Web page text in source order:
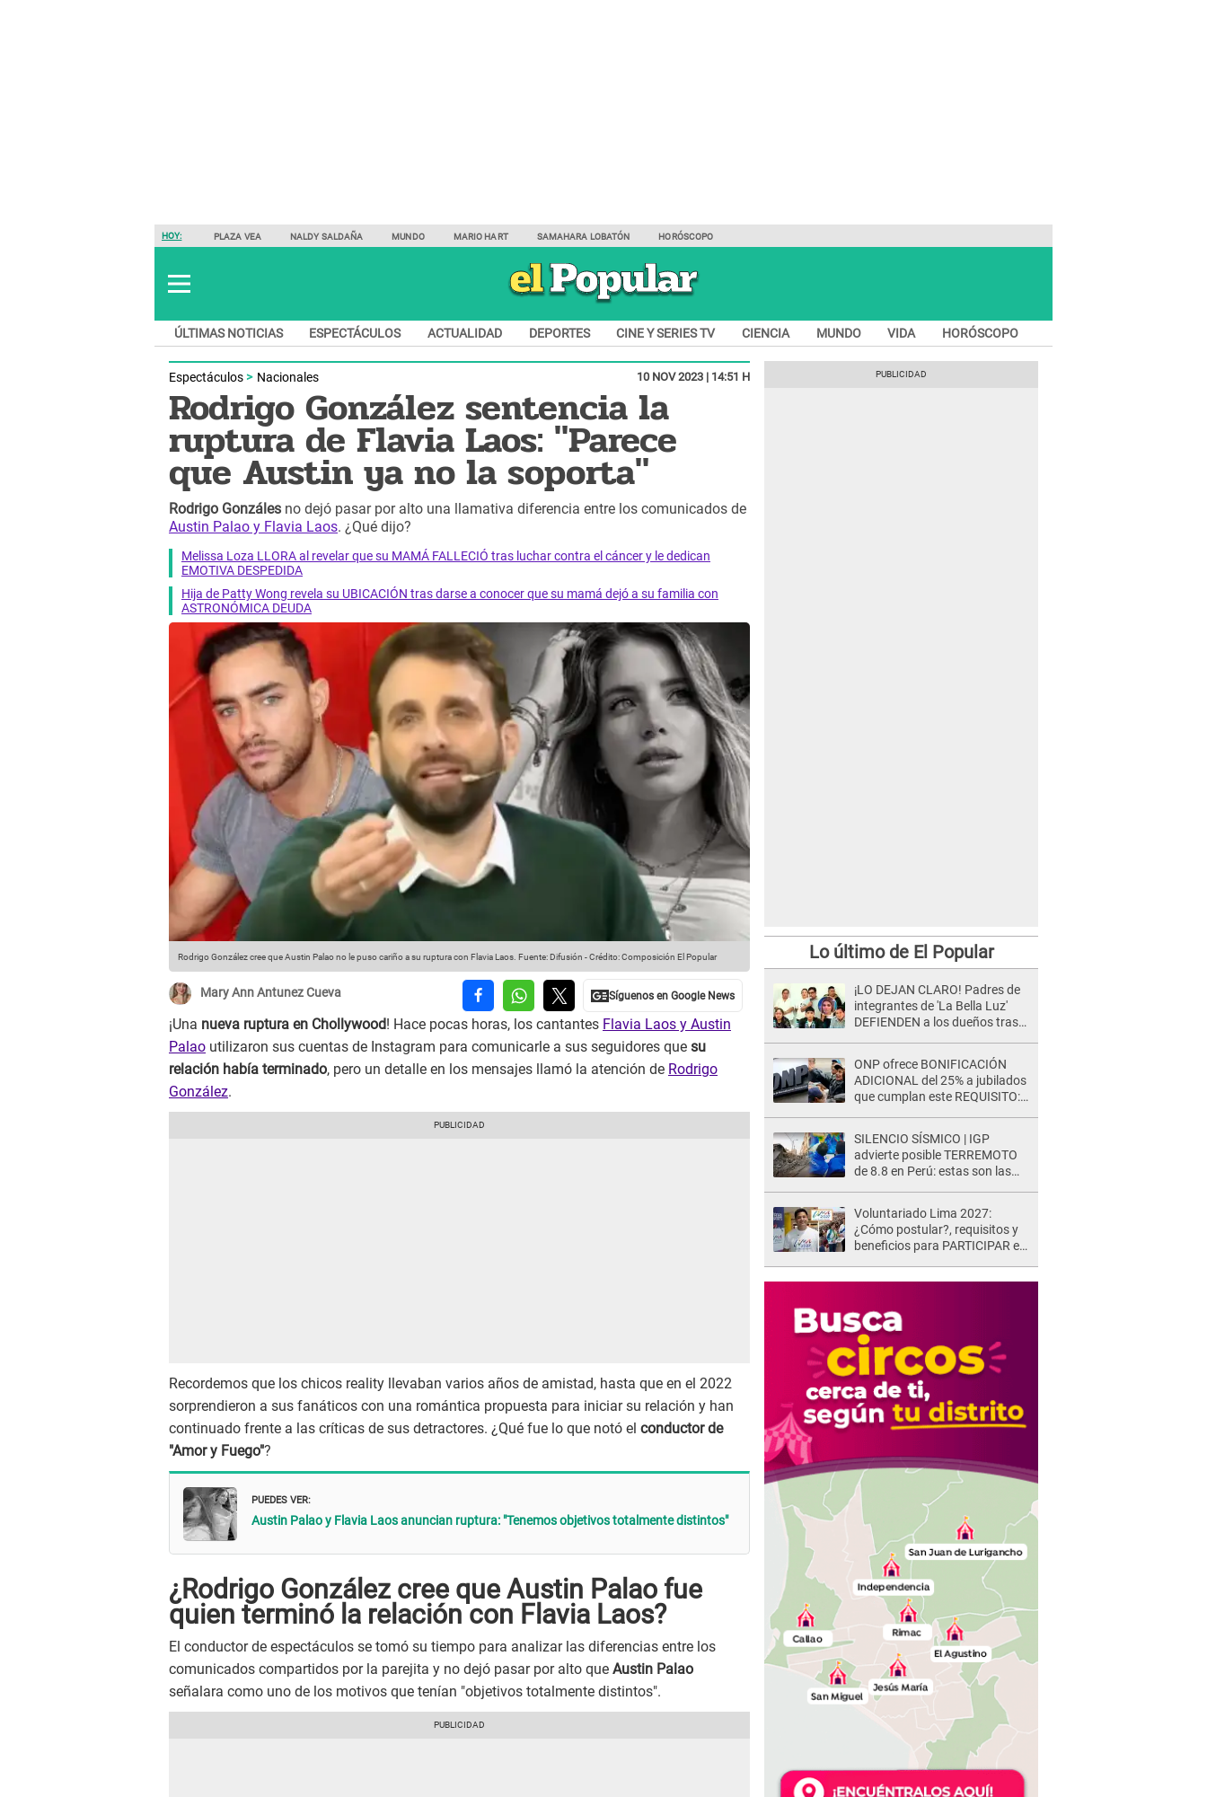
HOY: PLAZA VEA NALDY SALDAÑA MUNDO MARIO HART SAMAHARA LOBATÓN HORÓSCOPO
ÚLTIMAS NOTICIAS ESPECTÁCULOS ACTUALIDAD DEPORTES CINE Y SERIES TV CIENCIA MUNDO VIDA HORÓSCOPO
Espectáculos Nacionales 10 NOV 2023 | 14:51 H
Rodrigo González sentencia la
ruptura de Flavia Laos: "Parece
que Austin ya no la soporta"
Rodrigo Gonzáles no dejó pasar por alto una llamativa diferencia entre los comunicados de
Austin Palao y Flavia Laos. ¿Qué dijo?
Melissa Loza LLORA al revelar que su MAMÁ FALLECIÓ tras luchar contra el cáncer y le dedican
EMOTIVA DESPEDIDA
Hija de Patty Wong revela su UBICACIÓN tras darse a conocer que su mamá dejó a su familia con
ASTRONÓMICA DEUDA
Rodrigo González cree que Austin Palao no le puso cariño a su ruptura con Flavia Laos. Fuente: Difusión -Crédito: Composición El Popular
Mary Ann Antunez Cueva
¡Una nueva ruptura en Chollywood! Hace pocas horas, los cantantes Flavia Laos y Austin
Palao utilizaron sus cuentas de Instagram para comunicarle a sus seguidores que su
relación había terminado, pero un detalle en los mensajes llamó la atención de Rodrigo
González.
Recordemos que los chicos reality llevaban varios años de amistad, hasta que en el 2022
sorprendieron a sus fanáticos con una romántica propuesta para iniciar su relación y han
continuado frente a las críticas de sus detractores. ¿Qué fue lo que notó el conductor de
"Amor y Fuego"?
PUEDES VER:
Austin Palao y Flavia Laos anuncian ruptura: "Tenemos objetivos totalmente distintos"
¿Rodrigo González cree que Austin Palao fue
quien terminó la relación con Flavia Laos?
El conductor de espectáculos se tomó su tiempo para analizar las diferencias entre los
comunicados compartidos por la parejita y no dejó pasar por alto que Austin Palao
señalara como uno de los motivos que tenían "objetivos totalmente distintos".
Lo último de El Popular
¡LO DEJAN CLARO! Padres de
integrantes de 'La Bella Luz'
DEFIENDEN a los dueños tras
ONP ofrece BONIFICACIÓN
ADICIONAL del 25% a jubilados
que cumplan este REQUISITO:
SILENCIO SÍSMICO | IGP
advierte posible TERREMOTO
de 8.8 en Perú: estas son las
Voluntariado Lima 2027:
¿Cómo postular?, requisitos y
beneficios para PARTICIPAR en